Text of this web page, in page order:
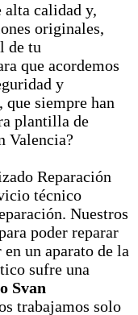
alta calidad y,
originales,
de tu
que acordemos
y
que siempre han
plantilla de
Valencia?
Reparación
técnico
Nuestros
poder reparar
un aparato de la
sufre una
Svan
trabajamos solo